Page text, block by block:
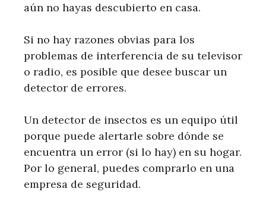
aún no hayas descubierto en casa.
Si no hay razones obvias para los
problemas de interferencia de su televisor
o radio, es posible que desee buscar un
detector de errores.
Un detector de insectos es un equipo útil
porque puede alertarle sobre dónde se
encuentra un error (si lo hay) en su hogar.
Por lo general, puedes comprarlo en una
empresa de seguridad.